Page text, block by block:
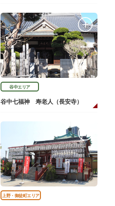
谷中エリア
谷中七福神 寿老人（長安寺）
上野・御徒町エリア